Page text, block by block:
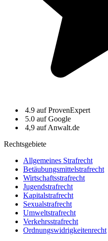
5.0 auf Google
Allgemeines Strafrecht
Betäubungsmittelstrafrecht
Wirtschaftsstrafrecht
Jugendstrafrecht
Kapitalstrafrecht
Sexualstrafrecht
Umweltstrafrecht
Verkehrsstrafrecht